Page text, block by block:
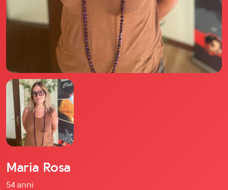
Impegno Sociale
Le nostre sedi
YouTube
Instagram
TikTok
Maria Rosa
54 anni